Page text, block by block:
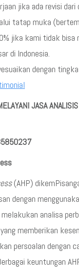
jika ada revisi dari
tatap muka
jika kami tidak
di Indonesia.
dengan
JASA
(AHP)
dengan
analisa
memberikan
persoalan dengan
keuntungan